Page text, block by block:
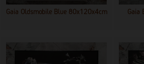
Gaia Oldsmobile Blue 80x120x4cm Gaia